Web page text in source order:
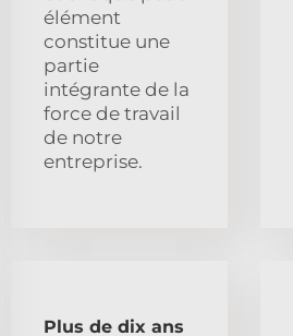
élément
constitue une
partie
intégrante de la
force de travail
de notre
entreprise.
Plus de dix ans